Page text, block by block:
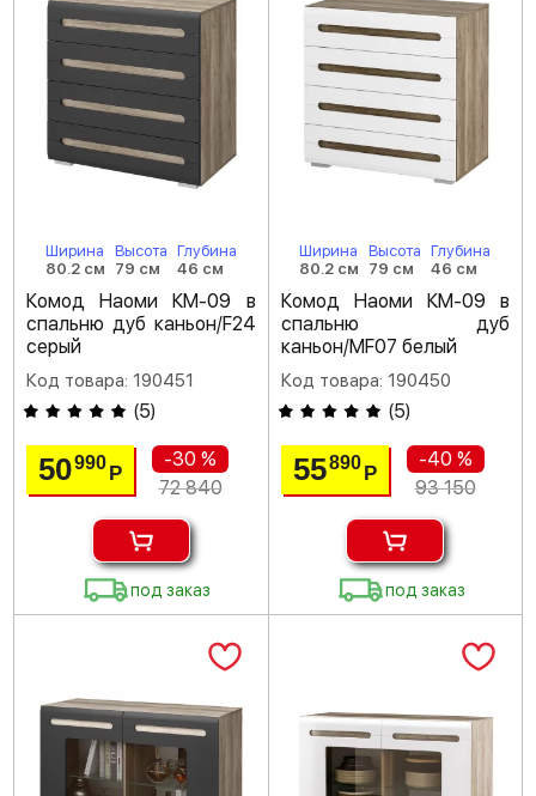
Ширина
80.2 см
Высота
79 см
Глубина
46 см
Комод Наоми КМ-09 в
спальню дуб каньон/F24
серый
Код товара: 190451
(5)
50990Р
-30 %
72 840
под заказ
Ширина
80.2 см
Высота
79 см
Глубина
46 см
Комод Наоми КМ-09 в
спальню дуб
каньон/MF07 белый
Код товара: 190450
(5)
55890 Р
-40 %
93 150
под заказ